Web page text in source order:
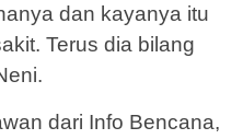
dan kayanya itu
Terus dia bilang
dari Info Bencana,